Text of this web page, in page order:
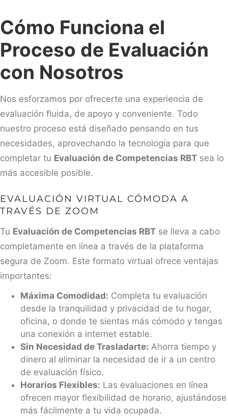
Cómo Funciona el
Proceso de Evaluación
con Nosotros
Nos esforzamos por ofrecerte una experiencia de
evaluación fluida, de apoyo y conveniente. Todo
nuestro proceso está diseñado pensando en tus
necesidades, aprovechando la tecnología para que
completar tu Evaluación de Competencias RBT sea lo
más accesible posible.
EVALUACIÓN VIRTUAL CÓMODA A
TRAVÉS DE ZOOM
Tu Evaluación de Competencias RBT se lleva a cabo
completamente en línea a través de la plataforma
segura de Zoom. Este formato virtual ofrece ventajas
importantes:
Máxima Comodidad: Completa tu evaluación
desde la tranquilidad y privacidad de tu hogar,
oficina, o donde te sientas más cómodo y tengas
una conexión a internet estable.
Sin Necesidad de Trasladarte: Ahorra tiempo y
dinero al eliminar la necesidad de ir a un centro
de evaluación físico.
Horarios Flexibles: Las evaluaciones en línea
ofrecen mayor flexibilidad de horario, ajustándose
más fácilmente a tu vida ocupada.